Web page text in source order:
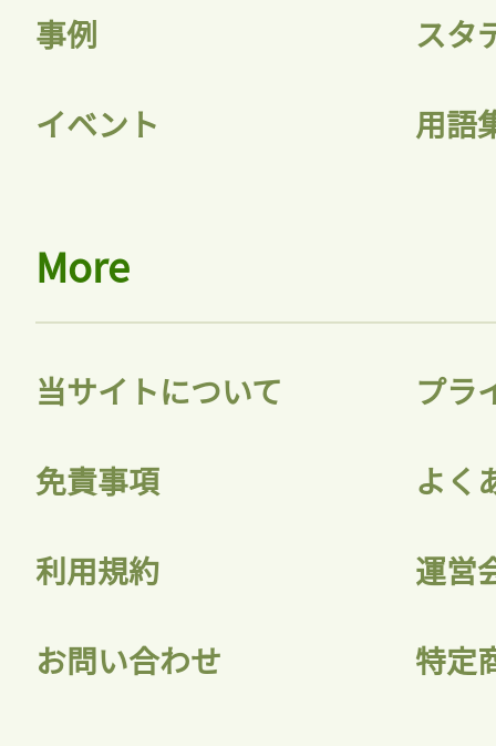
事例 スタ
イベント 用語
More
当サイトについて プラ
免責事項 よく
利用規約 運営
お問い合わせ 特定